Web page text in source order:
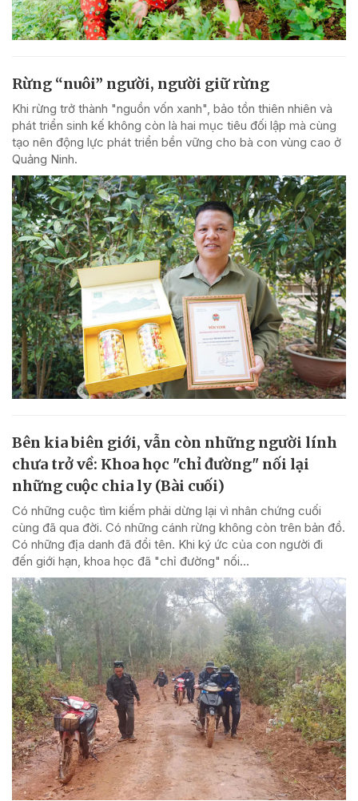
Rừng “nuôi” người, người giữ rừng
Khi rừng trở thành "nguồn vốn xanh", bảo tồn thiên nhiên và
phát triển sinh kế không còn là hai mục tiêu đối lập mà cùng
tạo nên động lực phát triển bền vững cho bà con vùng cao ở
Quảng Ninh.
Bên kia biên giới, vẫn còn những người lính
chưa trở về: Khoa học "chỉ đường" nối lại
những cuộc chia ly (Bài cuối)
Có những cuộc tìm kiếm phải dừng lại vì nhân chứng cuối
cùng đã qua đời. Có những cánh rừng không còn trên bản đồ.
Có những địa danh đã đổi tên. Khi ký ức của con người đi
đến giới hạn, khoa học đã "chỉ đường" nối...